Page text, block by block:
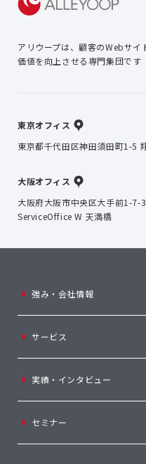
アリウープは、顧客のWebサイ
価値を向上させる専門集団です
東京オフィス
東京都千代田区神田須田町1-5
大阪オフィス
大阪府大阪市中央区大手前1-7-
ServiceOffice W 天満橋
強み・会社情報
サービス
実績・インタビュー
セミナー